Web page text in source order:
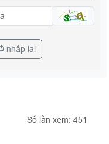
nhập lại
Số lần xem: 451